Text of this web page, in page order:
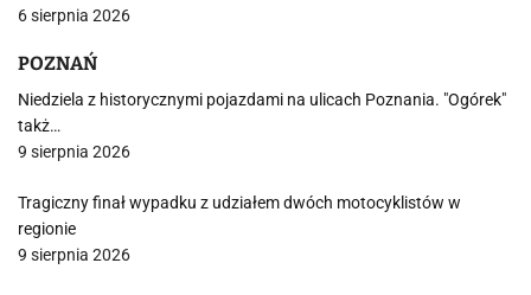
6 sierpnia 2026
POZNAŃ
Niedziela z historycznymi pojazdami na ulicach Poznania. "Ogórek"
takż…
9 sierpnia 2026
Tragiczny finał wypadku z udziałem dwóch motocyklistów w
regionie
9 sierpnia 2026